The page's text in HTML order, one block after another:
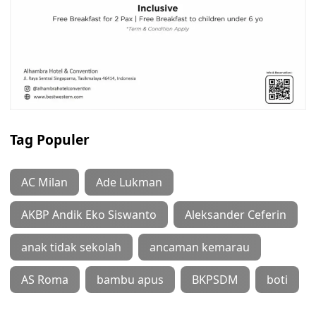
Tag Populer
AC Milan Ade Lukman
AKBP Andik Eko Siswanto Aleksander Ceferin
anak tidak sekolah ancaman kemarau
AS Roma bambu apus BKPSDM boti